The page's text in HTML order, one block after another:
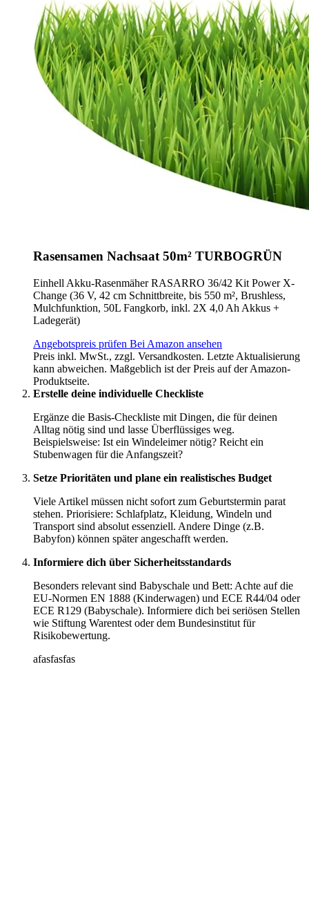
Rasensamen Nachsaat 50m² TURBOGRÜN
Einhell Akku-Rasenmäher RASARRO 36/42 Kit Power X-
Change (36 V, 42 cm Schnittbreite, bis 550 m², Brushless,
Mulchfunktion, 50L Fangkorb, inkl. 2X 4,0 Ah Akkus +
Ladegerät)
Angebotspreis prüfen Bei Amazon ansehen
Preis inkl. MwSt., zzgl. Versandkosten. Letzte Aktualisierung
kann abweichen. Maßgeblich ist der Preis auf der Amazon-
Produktseite.
Erstelle deine individuelle Checkliste
Ergänze die Basis-Checkliste mit Dingen, die für deinen
Alltag nötig sind und lasse Überflüssiges weg.
Beispielsweise: Ist ein Windeleimer nötig? Reicht ein
Stubenwagen für die Anfangszeit?
Setze Prioritäten und plane ein realistisches Budget
Viele Artikel müssen nicht sofort zum Geburtstermin parat
stehen. Priorisiere: Schlafplatz, Kleidung, Windeln und
Transport sind absolut essenziell. Andere Dinge (z.B.
Babyfon) können später angeschafft werden.
Informiere dich über Sicherheitsstandards
Besonders relevant sind Babyschale und Bett: Achte auf die
EU-Normen EN 1888 (Kinderwagen) und ECE R44/04 oder
ECE R129 (Babyschale). Informiere dich bei seriösen Stellen
wie Stiftung Warentest oder dem Bundesinstitut für
Risikobewertung.
afasfasfas